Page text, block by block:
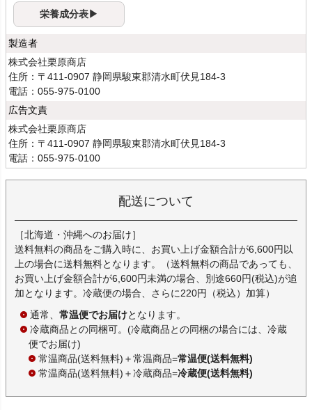
栄養成分表▶
製造者
株式会社栗原商店
住所：〒411-0907 静岡県駿東郡清水町伏見184-3
電話：055-975-0100
広告文責
株式会社栗原商店
住所：〒411-0907 静岡県駿東郡清水町伏見184-3
電話：055-975-0100
配送について
［北海道・沖縄へのお届け］
送料無料の商品をご購入時に、お買い上げ金額合計が6,600円以
上の場合に送料無料となります。（送料無料の商品であっても、
お買い上げ金額合計が6,600円未満の場合、別途660円(税込)が追
加となります。冷蔵便の場合、さらに220円（税込）加算）
通常、 常温便でお届けとなります。
冷蔵商品との同梱可。(冷蔵商品との同梱の場合には、冷蔵
便でお届け)
常温商品(送料無料)＋常温商品=常温便(送料無料)
常温商品(送料無料)＋冷蔵商品=冷蔵便(送料無料)